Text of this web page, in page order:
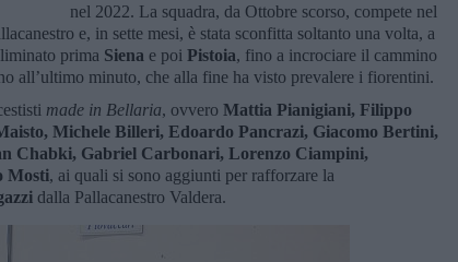
nel 2022. La squadra, da Ottobre scorso, compete nel
e, in sette mesi, è stata sconfitta soltanto una volta, a
prima Siena e poi Pistoia, fino a incrociare il cammino
all’ultimo minuto, che alla fine ha visto prevalere i fiorentini.
made in Bellaria, ovvero Mattia Pianigiani, Filippo
Michele Billeri, Edoardo Pancrazi, Giacomo Bertini,
Chabki, Gabriel Carbonari, Lorenzo Ciampini,
Mosti, ai quali si sono aggiunti per rafforzare la
dalla Pallacanestro Valdera.